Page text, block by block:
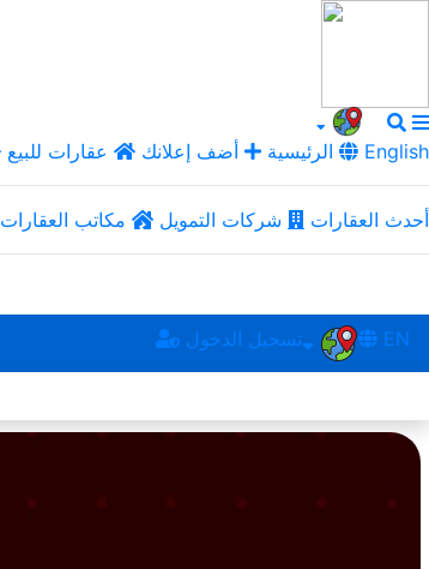
الرئيسية أضف إعلانك عقارات للبيع English
أحدث العقارات شركات التمويل مكاتب العقارات
تسجيل الدخول EN